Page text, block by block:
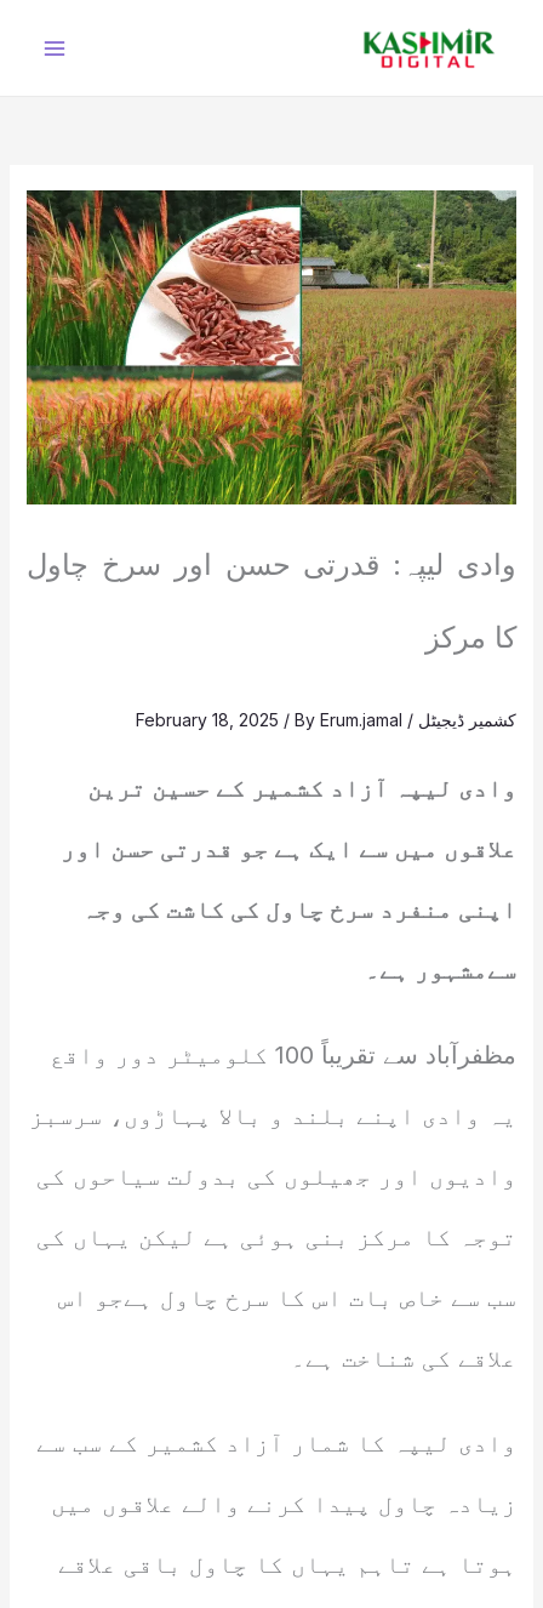
وادی لیپہ: قدرتی حسن اور سرخ چاول
کا مرکز
کشمیر ڈیجیٹل /
February 18, 2025 / ByErum.jamal
وادی لیپہ آزاد کشمیر کے حسین ترین
علاقوں میں سے ایک ہے جو قدرتی حسن اور
اپنی منفرد سرخ چاول کی کاشت کی وجہ
سےمشہور ہے۔
مظفرآباد سے تقریباً 100 کلومیٹر دور واقع
یہ وادی اپنے بلند و بالا پہاڑوں، سرسبز
وادیوں اور جھیلوں کی بدولت سیاحوں کی
توجہ کا مرکز بنی ہوئی ہے لیکن یہاں کی
سب سے خاص بات اس کا سرخ چاول ہےجو اس
علاقے کی شناخت ہے۔
وادی لیپہ کا شمار آزاد کشمیر کے سب سے
زیادہ چاول پیدا کرنے والے علاقوں میں
ہوتا ہے تاہم یہاں کا چاول باقی علاقے